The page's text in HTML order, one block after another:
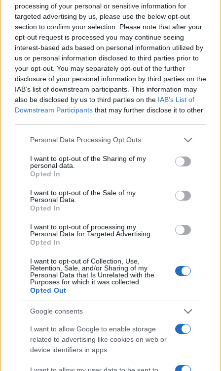
processing of your personal or sensitive information for
targeted advertising by us, please use the below opt-out
section to confirm your selection. Please note that after your
opt-out request is processed you may continue seeing
interest-based ads based on personal information utilized by
us or personal information disclosed to third parties prior to
your opt-out. You may separately opt-out of the further
disclosure of your personal information by third parties on the
IAB’s list of downstream participants. This information may
also be disclosed by us to third parties on the IAB’s List of
Downstream Participants that may further disclose it to other
Please note that this website/app uses one or more Google
not limited to your visit or usage behaviour. You may click to
grant or deny consent to Google and its third-party tags to
use your data for below specified purposes in below Google
consent section.
Personal Data Processing Opt Outs
I want to opt-out of the Sharing of my
personal data.
Opted In
I want to opt-out of the Sale of my
Personal Data.
Opted In
I want to opt-out of processing my
Personal Data for Targeted Advertising.
Opted In
I want to opt-out of Collection, Use,
Retention, Sale, and/or Sharing of my
Personal Data that Is Unrelated with the
Purposes for which it was collected.
Opted Out
Google consents
I want to allow Google to enable storage
related to advertising like cookies on web or
device identifiers in apps.
Brent cae un 8.3% y arrastra a las materias primas en agosto
Lucía Herrera · 6 Ago 2026
El petróleo Brent cae un 8.46% y arrastra a las materias
primas